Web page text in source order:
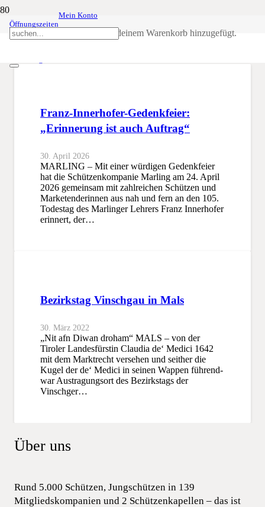
Öffnungszeiten
Mein Konto
wurde deinem Warenkorb hinzugefügt.
Auftrag
Franz-Innerhofer-Gedenkfeier:
„Erinnerung ist auch Auftrag“
30. April 2026
MARLING – Mit einer würdigen Gedenkfeier
hat die Schützenkompanie Marling am 24. April
2026 gemeinsam mit zahlreichen Schützen und
Marketenderinnen aus nah und fern an den 105.
Todestag des Marlinger Lehrers Franz Innerhofer
erinnert, der…
Bezirkstag Vinschgau in Mals
30. März 2022
„Nit afn Diwan droham“ MALS – von der
Tiroler Landesfürstin Claudia de‘ Medici 1642
mit dem Marktrecht versehen und seither die
Kugel der de‘ Medici in seinen Wappen führend-
war Austragungsort des Bezirkstags der
Vinschger…
Über uns
Rund 5.000 Schützen, Jungschützen in 139
Mitgliedskompanien und 2 Schützenkapellen – das ist